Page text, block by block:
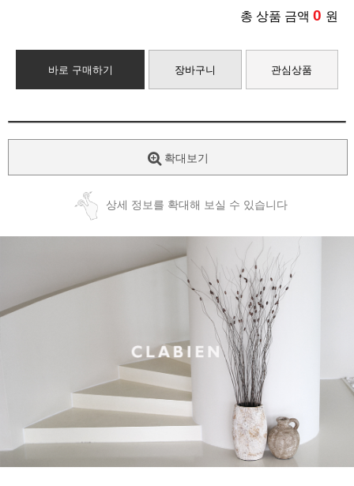
총 상품 금액 0 원
바로 구매하기 장바구니 관심상품
확대보기
상세 정보를 확대해 보실 수 있습니다